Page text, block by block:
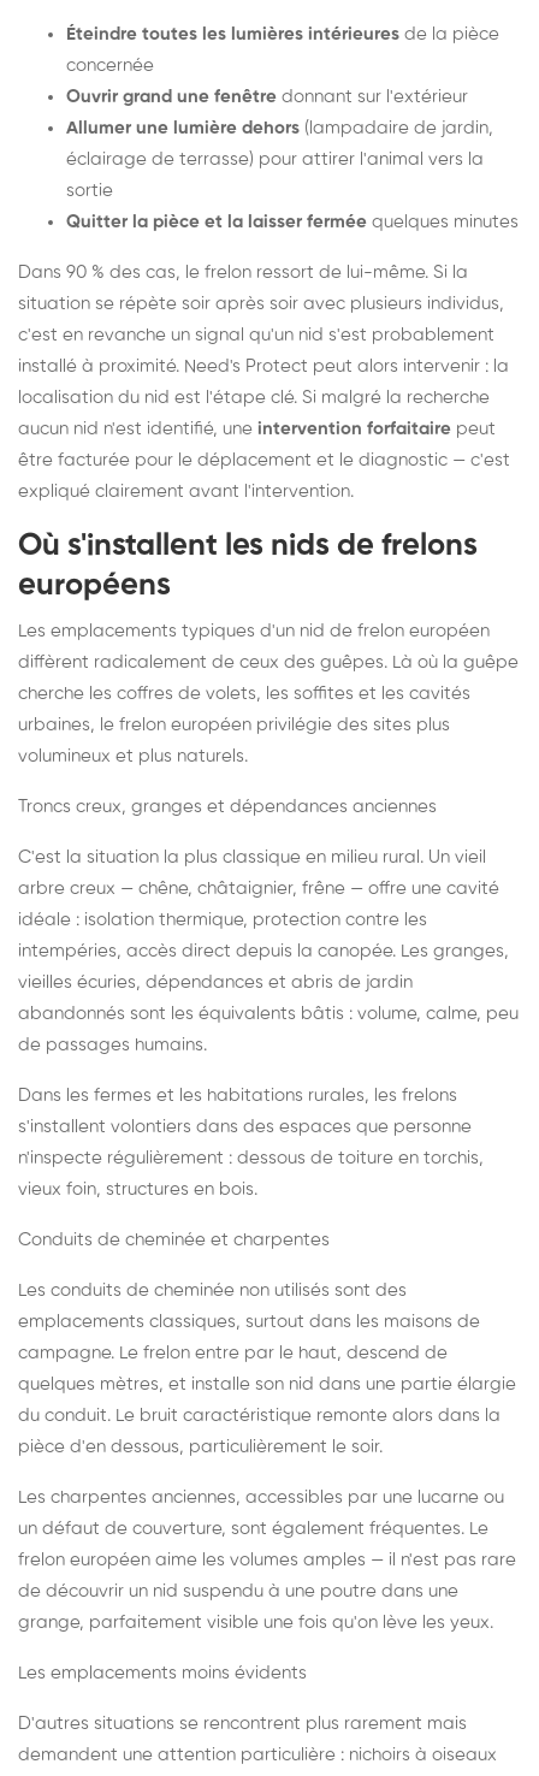
Éteindre toutes les lumières intérieures de la pièce
concernée
Ouvrir grand une fenêtre donnant sur l'extérieur
Allumer une lumière dehors (lampadaire de jardin,
éclairage de terrasse) pour attirer l'animal vers la
sortie
Quitter la pièce et la laisser fermée quelques minutes
Dans 90 % des cas, le frelon ressort de lui-même. Si la
situation se répète soir après soir avec plusieurs individus,
c'est en revanche un signal qu'un nid s'est probablement
installé à proximité. Need's Protect peut alors intervenir : la
localisation du nid est l'étape clé. Si malgré la recherche
aucun nid n'est identifié, une intervention forfaitaire peut
être facturée pour le déplacement et le diagnostic — c'est
expliqué clairement avant l'intervention.
Où s'installent les nids de frelons
européens
Les emplacements typiques d'un nid de frelon européen
diffèrent radicalement de ceux des guêpes. Là où la guêpe
cherche les coffres de volets, les soffites et les cavités
urbaines, le frelon européen privilégie des sites plus
volumineux et plus naturels.
Troncs creux, granges et dépendances anciennes
C'est la situation la plus classique en milieu rural. Un vieil
arbre creux — chêne, châtaignier, frêne — offre une cavité
idéale : isolation thermique, protection contre les
intempéries, accès direct depuis la canopée. Les granges,
vieilles écuries, dépendances et abris de jardin
abandonnés sont les équivalents bâtis : volume, calme, peu
de passages humains.
Dans les fermes et les habitations rurales, les frelons
s'installent volontiers dans des espaces que personne
n'inspecte régulièrement : dessous de toiture en torchis,
vieux foin, structures en bois.
Conduits de cheminée et charpentes
Les conduits de cheminée non utilisés sont des
emplacements classiques, surtout dans les maisons de
campagne. Le frelon entre par le haut, descend de
quelques mètres, et installe son nid dans une partie élargie
du conduit. Le bruit caractéristique remonte alors dans la
pièce d'en dessous, particulièrement le soir.
Les charpentes anciennes, accessibles par une lucarne ou
un défaut de couverture, sont également fréquentes. Le
frelon européen aime les volumes amples — il n'est pas rare
de découvrir un nid suspendu à une poutre dans une
grange, parfaitement visible une fois qu'on lève les yeux.
Les emplacements moins évidents
D'autres situations se rencontrent plus rarement mais
demandent une attention particulière : nichoirs à oiseaux